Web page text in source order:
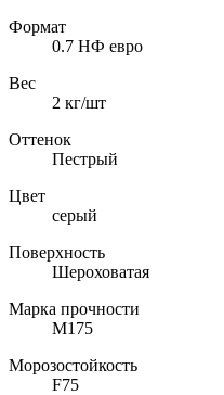
Формат
0.7 НФ евро
Вес
2 кг/шт
Оттенок
Пестрый
Цвет
серый
Поверхность
Шероховатая
Марка прочности
M175
Морозостойкость
F75